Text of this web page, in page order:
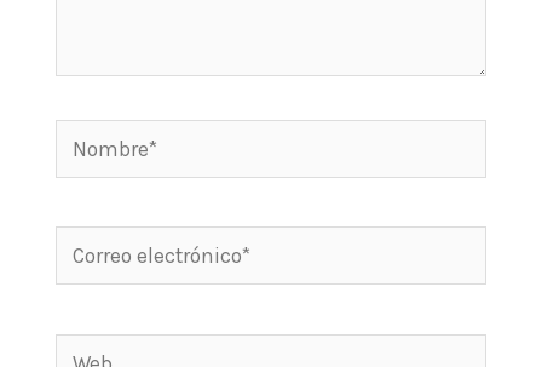
Nombre*
Correo
electrónico*
Web